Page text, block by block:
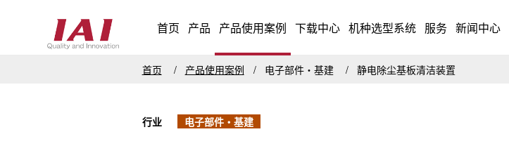
首页 产品 产品使用案例 下载中心 机种选型系统 服务 新闻中心
首页
产品使用案例 电子部件・基建 静电除尘基板清洁装置
行业 电子部件・基建